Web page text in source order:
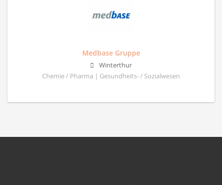
Medbase Gruppe
Winterthur
Chemie / Pharma | Gesundheits- / Sozialwesen